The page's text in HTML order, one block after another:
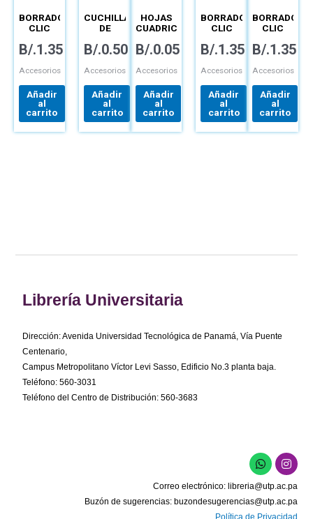
BORRADOR
CLIC
– ZE-22
B/.1.35
Accesorios
Añadir
al
carrito
CUCHILLA
DE
PARA
–
B/.0.50
Accesorios
Añadir
al
carrito
HOJAS
CUADRICULADAS
TÉCNICAS
B/.0.05
Accesorios
Añadir
al
carrito
BORRADOR
CLIC
– ZE-11
B/.1.35
Accesorios
Añadir
al
carrito
BORRADOR
CLIC
CUADRADO
AE
B/.1.35
Accesorios
Añadir
al
carrito
Librería Universitaria
Dirección: Avenida Universidad Tecnológica de Panamá, Vía Puente
Centenario,
Campus Metropolitano Víctor Levi Sasso, Edificio No.3 planta baja.
Teléfono: 560-3031
Teléfono del Centro de Distribución: 560-3683
W
h
a
t
s
a
I
n
s
t
a
g
Correo electrónico: libreria@utp.ac.pa
Buzón de sugerencias: buzondesugerencias@utp.ac.pa
Política de Privacidad